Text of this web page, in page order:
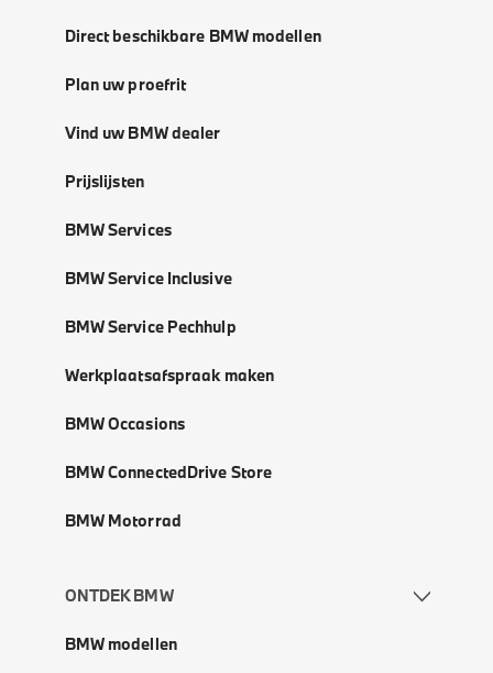
Direct beschikbare BMW modellen
Plan uw proefrit
Vind uw BMW dealer
Prijslijsten
BMW Services
BMW Service Inclusive
BMW Service Pechhulp
Werkplaatsafspraak maken
BMW Occasions
BMW ConnectedDrive Store
BMW Motorrad
ONTDEK BMW
BMW modellen